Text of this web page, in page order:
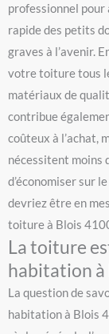
professionnel pour
rapide des petits
graves à l’avenir.
votre toiture tous
matériaux de
contribue
coûteux à l’achat,
nécessitent moins
d’économiser sur
devriez être en
toiture à Blois
La toiture
habitation à
La question de
habitation à Blois